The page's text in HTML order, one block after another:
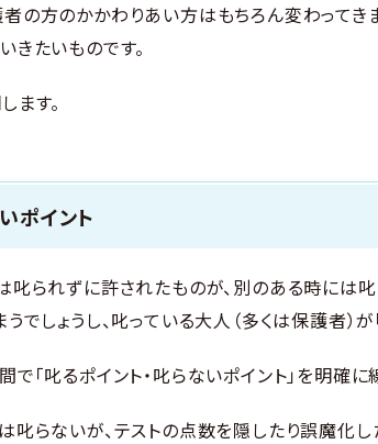
の方のかかわりあい方はもちろん変わってき
きたいものです。
ます。
ポイント
叱られずに許されたものが、別のある時に
でしょうし、叱っている大人（多くは保護者）
「叱るポイント・叱らないポイント」を明確に
叱らないが、テストの点数を隠したり誤魔化